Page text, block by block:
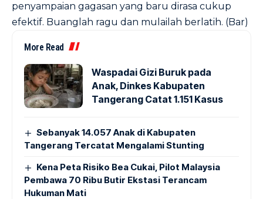
penyampaian gagasan yang baru dirasa cukup
efektif. Buanglah ragu dan mulailah berlatih. (Bar)
More Read
Waspadai Gizi Buruk pada
Anak, Dinkes Kabupaten
Tangerang Catat 1.151 Kasus
Sebanyak 14.057 Anak di Kabupaten
Tangerang Tercatat Mengalami Stunting
Kena Peta Risiko Bea Cukai, Pilot Malaysia
Pembawa 70 Ribu Butir Ekstasi Terancam
Hukuman Mati